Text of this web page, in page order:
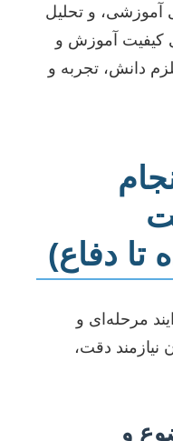
آموزشی، و تحلیل
کیفیت آموزش و
دانش، تجربه و
تا دفاع)
مرحله‌ای و
دقت،
و